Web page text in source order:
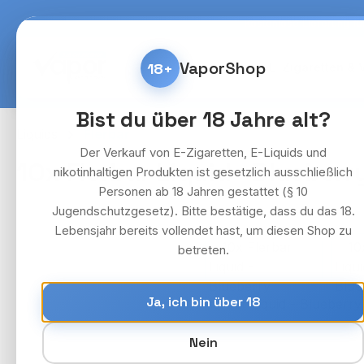
Hauptinhalt springen
Zur Suche springen
Zur Hauptnavigation springen Kostenlose Lieferung
Home E-Zigaretten &
10x Flerbar Liquid -
Bildergalerie überspringen
18+ VaporShop
Bist du über 18 Jahre alt?
Der Verkauf von E-Zigaretten, E-Liquids und
nikotinhaltigen Produkten ist gesetzlich ausschließlich
Personen ab 18 Jahren gestattet (§ 10
Jugendschutzgesetz). Bitte bestätige, dass du das 18.
Lebensjahr bereits vollendet hast, um diesen Shop zu
betreten.
Ja, ich bin über 18
Nein